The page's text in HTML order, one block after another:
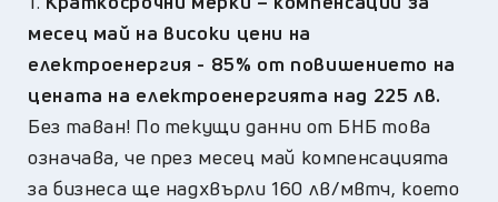
месец май на високи цени на
електроенергия - 85% от повишението на
цената на електроенергията над 225 лв.
Без таван! По текущи данни от БНБ това
означава, че през месец май компенсацията
за бизнеса ще надхвърли 160 лв/мвтч, което